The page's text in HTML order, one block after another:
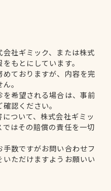
社ギミック、または株式
もとにしています。
ておりますが、内容を完
。
希望される場合は、事前
認ください。
ついて、株式会社ギミッ
はその賠償の責任を一切
数ですがお問い合わせフ
ただけますようお願いい